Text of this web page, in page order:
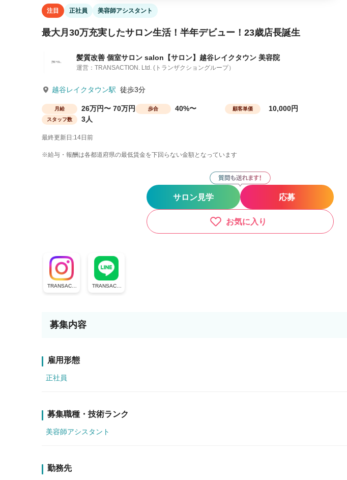
注目 正社員 美容師アシスタント
最大月30万充実したサロン生活！半年デビュー！23歳店長誕生
髪質改善 個室サロン salon【サロン】越谷レイクタウン 美容院
運営：TRANSACTION. Ltd. (トランザクショングループ）
越谷レイクタウン駅 徒歩3分
月給 26万円〜 70万円 歩合 40%〜 顧客単価 10,000円
スタッフ数 3人
最終更新日:14日前
※給与・報酬は各都道府県の最低賃金を下回らない金額となっています
サロン見学 応募
お気に入り
TRANSACTI
ON group
TRANSACTI
ON公式ライ
募集内容
雇用形態
正社員
募集職種・技術ランク
美容師アシスタント
勤務先